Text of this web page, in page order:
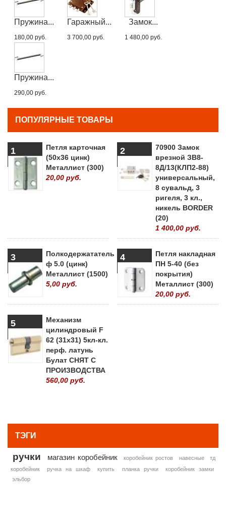
Пружина...
180,00 руб.
Гаражный...
3 700,00 руб.
Замок...
1 480,00 руб.
Пружина...
290,00 руб.
ПОПУЛЯРНЫЕ ТОВАРЫ
1
Петля карточная
(50х36 цинк)
Металлист (300)
20,00 руб.
2
70900 Замок
врезной ЗВ8-
8Д/13(КЛП2-88)
универсальный,
8 сувальд, 3
ригеля, 3 кл.,
никель BORDER
(20)
1 400,00 руб.
3
Полкодержататель
ф 5.0 (цинк)
Металлист (1500)
5,00 руб.
4
Петля накладная
ПН 5-40 (без
покрытия)
Металлист (300)
20,00 руб.
5
Механизм
цилиндровый F
62 (31х31) 5кл-кл.
перф. латунь
Булат СНЯТ С
ПРОИЗВОДСТВА
560,00 руб.
ТЭГИ
ручки магазин коробейник коробейник ростов навесные
тд
коробейник
ручка на шкаф купить планка ручки
коробейник замки
эльбор